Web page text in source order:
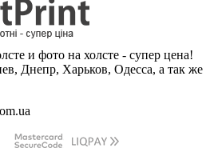
и фото на холсте - супер цена!
Днепр, Харьков, Одесса, а так же